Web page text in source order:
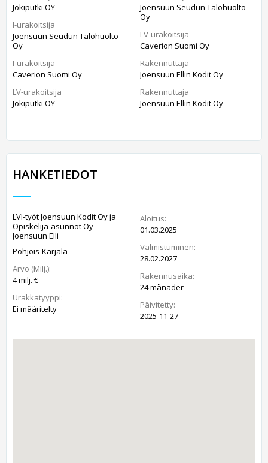
Jokiputki OY
I-urakoitsija
Joensuun Seudun Talohuolto
Oy
I-urakoitsija
Caverion Suomi Oy
LV-urakoitsija
Jokiputki OY
Joensuun Seudun Talohuolto
Oy
LV-urakoitsija
Caverion Suomi Oy
Rakennuttaja
Joensuun Ellin Kodit Oy
Rakennuttaja
Joensuun Ellin Kodit Oy
HANKETIEDOT
LVI-työt Joensuun Kodit Oy ja
Opiskelija-asunnot Oy
Joensuun Elli
Pohjois-Karjala
Arvo (Milj.):
4 milj. €
Urakkatyyppi:
Ei määritelty
Aloitus:
01.03.2025
Valmistuminen:
28.02.2027
Rakennusaika:
24 månader
Päivitetty:
2025-11-27